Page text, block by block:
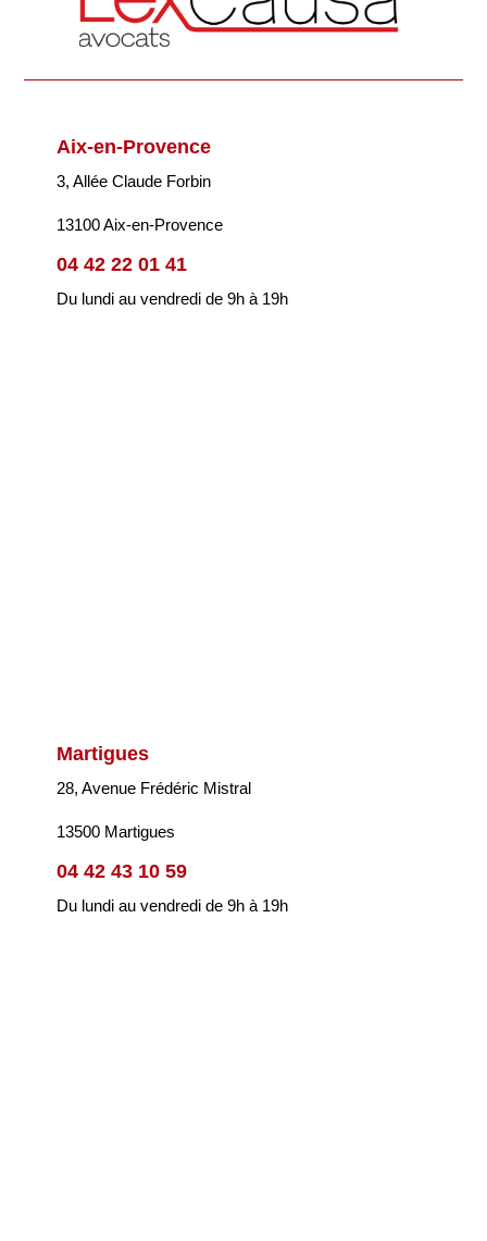
Aix-en-Provence
3, Allée Claude Forbin
13100 Aix-en-Provence
04 42 22 01 41
Du lundi au vendredi de 9h à 19h
Martigues
28, Avenue Frédéric Mistral
13500 Martigues
04 42 43 10 59
Du lundi au vendredi de 9h à 19h